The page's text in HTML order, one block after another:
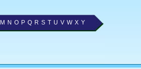
M N O P Q R S T U V W X Y